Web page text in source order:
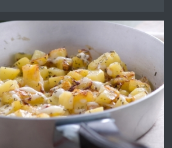
преди 6 месеца
Заведение /ресторант, бистро/ в с.
Чакаларово, община Кирково
преди 7 месеца